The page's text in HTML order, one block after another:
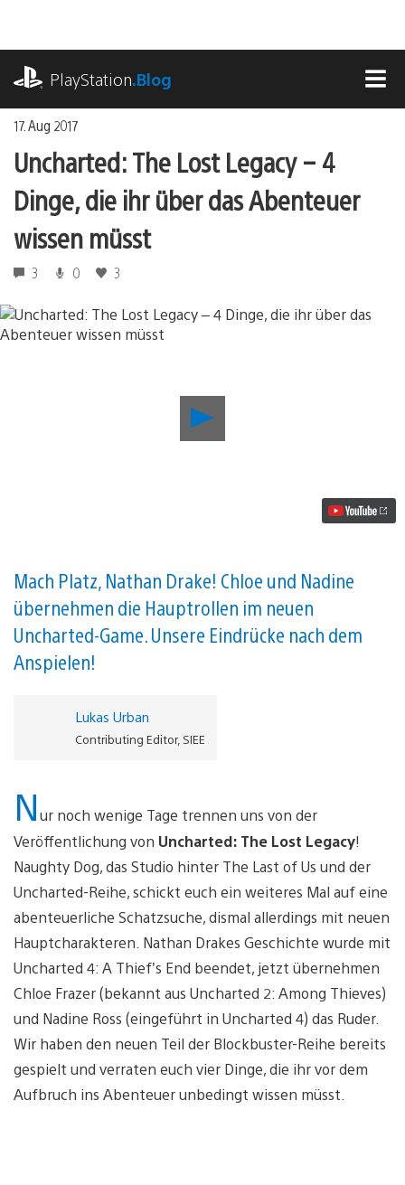
springen
PlayStation.Blog
17. Aug 2017
Uncharted: The Lost Legacy – 4
Dinge, die ihr über das Abenteuer
wissen müsst
3 0 3
Lost
das
Abenteuer
wissen
müsst
Video
Mach Platz, Nathan Drake! Chloe und Nadine
übernehmen die Hauptrollen im neuen
Uncharted-Game. Unsere Eindrücke nach dem
Anspielen!
Lukas Urban
Contributing Editor, SIEE
Nur noch wenige Tage trennen uns von der
Veröffentlichung von Uncharted: The Lost Legacy!
Naughty Dog, das Studio hinter The Last of Us und der
Uncharted-Reihe, schickt euch ein weiteres Mal auf eine
abenteuerliche Schatzsuche, dismal allerdings mit neuen
Hauptcharakteren. Nathan Drakes Geschichte wurde mit
Uncharted 4: A Thief’s End beendet, jetzt übernehmen
Chloe Frazer (bekannt aus Uncharted 2: Among Thieves)
und Nadine Ross (eingeführt in Uncharted 4) das Ruder.
Wir haben den neuen Teil der Blockbuster-Reihe bereits
gespielt und verraten euch vier Dinge, die ihr vor dem
Aufbruch ins Abenteuer unbedingt wissen müsst.